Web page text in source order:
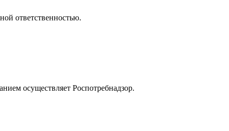
ответственностью.
осуществляет Роспотребнадзор.